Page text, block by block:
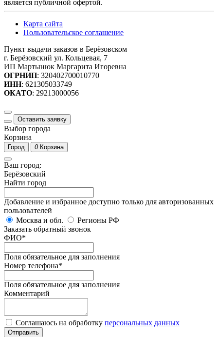
является публичной офертой.
Карта сайта
Пользовательское соглашение
Пункт выдачи заказов в Берёзовском
г. Берёзовский ул. Кольцевая, 7
ИП Мартынюк Маргарита Игоревна
ОГРНИП: 320402700010770
ИНН: 621305033749
ОКАТО: 29213000056
Оставить заявку
Выбор города
Корзина
Город 0 Корзина
Ваш город:
Берёзовский
Найти город
Добавление и избранное доступно только для авторизованных
пользователей
Москва и обл.
Регионы РФ
Заказать обратный звонок
ФИО*
Поля обязательное для заполнения
Номер телефона*
Поля обязательное для заполнения
Комментарий
Соглашаюсь на обработку персональных данных
Отправить